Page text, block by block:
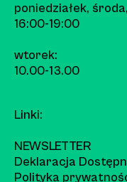
poniedziałek,
16:00-19:00
wtorek:
10.00-13.00
Linki:
NEWSLETTER
Deklaracja
Polityka